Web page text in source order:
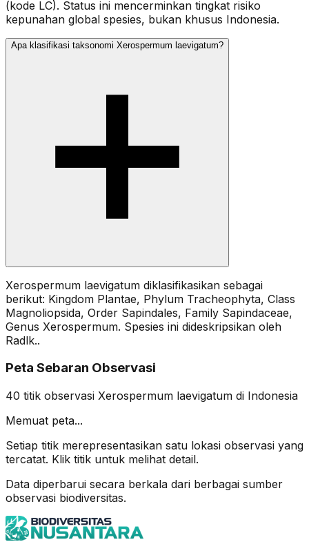
(kode LC). Status ini mencerminkan tingkat risiko
kepunahan global spesies, bukan khusus Indonesia.
Apa klasifikasi taksonomi Xerospermum laevigatum?
Xerospermum laevigatum diklasifikasikan sebagai
berikut: Kingdom Plantae, Phylum Tracheophyta, Class
Magnoliopsida, Order Sapindales, Family Sapindaceae,
Genus Xerospermum. Spesies ini dideskripsikan oleh
Radlk..
Peta Sebaran Observasi
40 titik observasi Xerospermum laevigatum di Indonesia
Memuat peta...
Setiap titik merepresentasikan satu lokasi observasi yang
tercatat. Klik titik untuk melihat detail.
Data diperbarui secara berkala dari berbagai sumber
observasi biodiversitas.